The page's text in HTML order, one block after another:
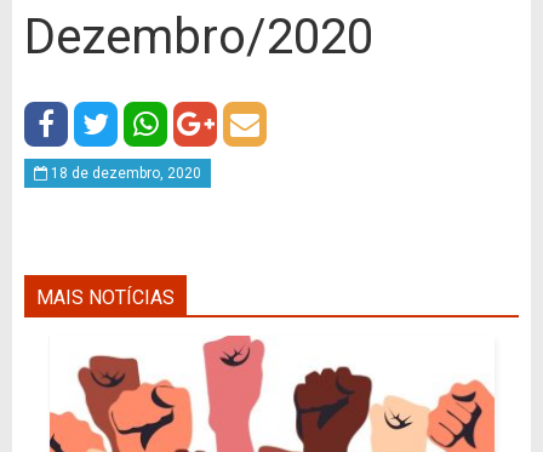
Dezembro/2020
18 de dezembro, 2020
MAIS NOTÍCIAS